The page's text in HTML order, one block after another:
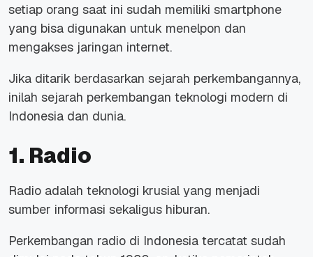
setiap orang saat ini sudah memiliki smartphone
yang bisa digunakan untuk menelpon dan
mengakses jaringan internet.
Jika ditarik berdasarkan sejarah perkembangannya,
inilah sejarah perkembangan teknologi modern di
Indonesia dan dunia.
1. Radio
Radio adalah teknologi krusial yang menjadi
sumber informasi sekaligus hiburan.
Perkembangan radio di Indonesia tercatat sudah